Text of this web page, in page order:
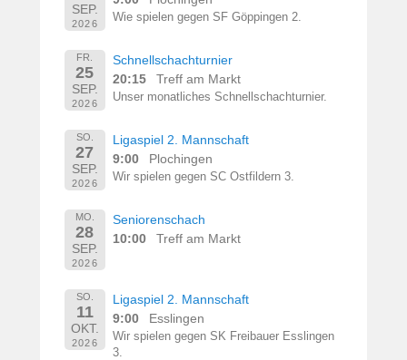
SEP.
2026
Wie spielen gegen SF Göppingen 2.
FR.
25
SEP.
2026
Schnellschachturnier
20:15
Treff am Markt
Unser monatliches Schnellschachturnier.
SO.
27
SEP.
2026
Ligaspiel 2. Mannschaft
9:00
Plochingen
Wir spielen gegen SC Ostfildern 3.
MO.
28
SEP.
2026
Seniorenschach
10:00
Treff am Markt
SO.
11
OKT.
2026
Ligaspiel 2. Mannschaft
9:00
Esslingen
Wir spielen gegen SK Freibauer Esslingen
3.